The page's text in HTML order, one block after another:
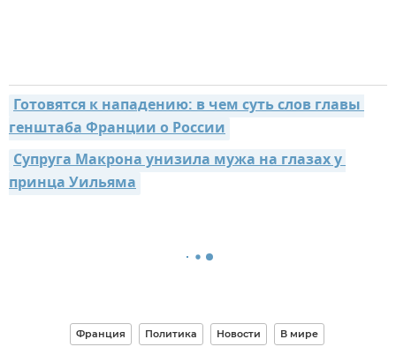
Готовятся к нападению: в чем суть слов главы
генштаба Франции о России
Супруга Макрона унизила мужа на глазах у
принца Уильяма
Франция Политика Новости В мире